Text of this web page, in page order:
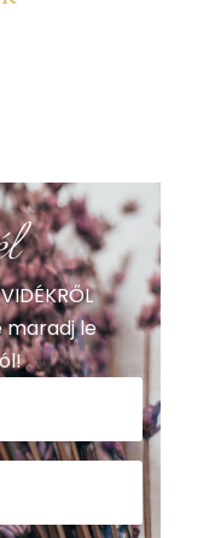
maradj le